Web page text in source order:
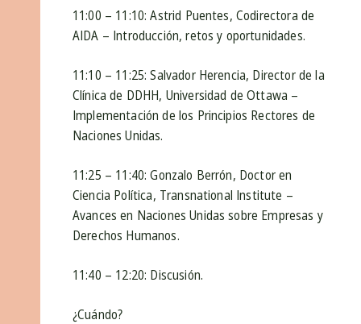
11:00 – 11:10: Astrid Puentes, Codirectora de
AIDA – Introducción, retos y oportunidades.
11:10 – 11:25: Salvador Herencia, Director de la
Clínica de DDHH, Universidad de Ottawa –
Implementación de los Principios Rectores de
Naciones Unidas.
11:25 – 11:40: Gonzalo Berrón, Doctor en
Ciencia Política, Transnational Institute –
Avances en Naciones Unidas sobre Empresas y
Derechos Humanos.
11:40 – 12:20: Discusión.
¿Cuándo?